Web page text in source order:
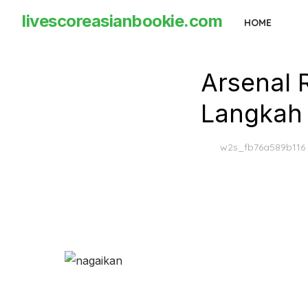
livescoreasianbookie.com HOME
Arsenal
w2s_fb76a589b116